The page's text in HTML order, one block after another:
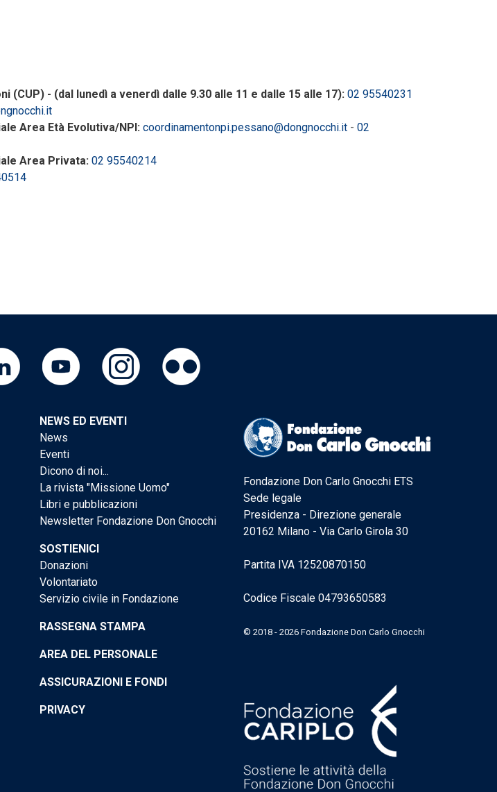
(CUP) - (dal lunedì a venerdì dalle 9.30 alle 11 e dalle 15 alle 17): 02 95540231
Area Età Evolutiva/NPI: coordinamentonpi.pessano@dongnocchi.it - 02
Area Privata: 02 95540214
NEWS ED EVENTI
News
Eventi
Dicono di noi...
La rivista "Missione Uomo"
Libri e pubblicazioni
Newsletter Fondazione Don Gnocchi
SOSTIENICI
Donazioni
Volontariato
Servizio civile in Fondazione
RASSEGNA STAMPA
AREA DEL PERSONALE
ASSICURAZIONI E FONDI
PRIVACY
Fondazione Don Carlo Gnocchi ETS
Sede legale
Presidenza - Direzione generale
20162 Milano - Via Carlo Girola 30
Partita IVA 12520870150
Codice Fiscale 04793650583
© 2018 - 2026 Fondazione Don Carlo Gnocchi